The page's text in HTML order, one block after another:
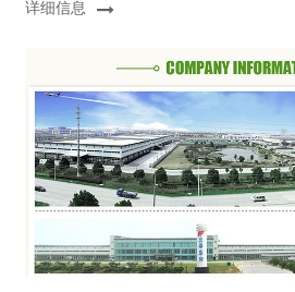
는 것 이 먼저 임 을 명 확 히...
详细信息